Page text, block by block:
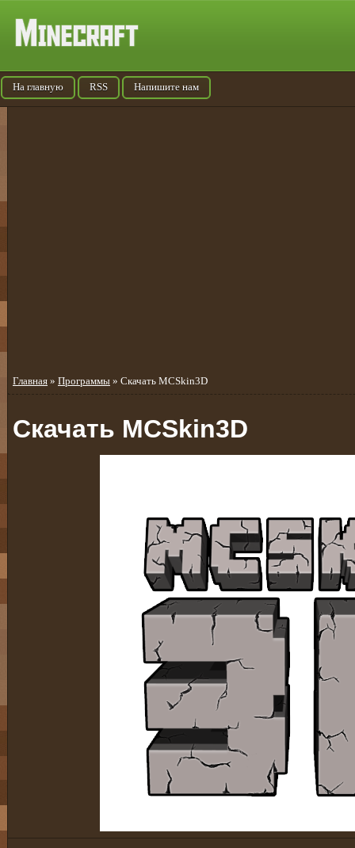
На главную RSS Напишите нам
Главная » Программы » Скачать MCSkin3D
Скачать MCSkin3D